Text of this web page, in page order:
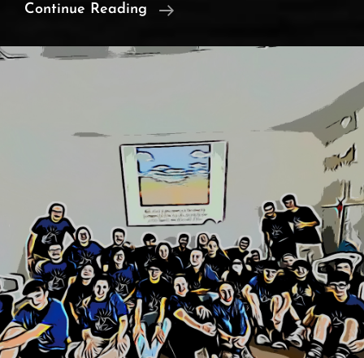
Continue Reading
Pellegrinaggio
–
Of
The
Day….’